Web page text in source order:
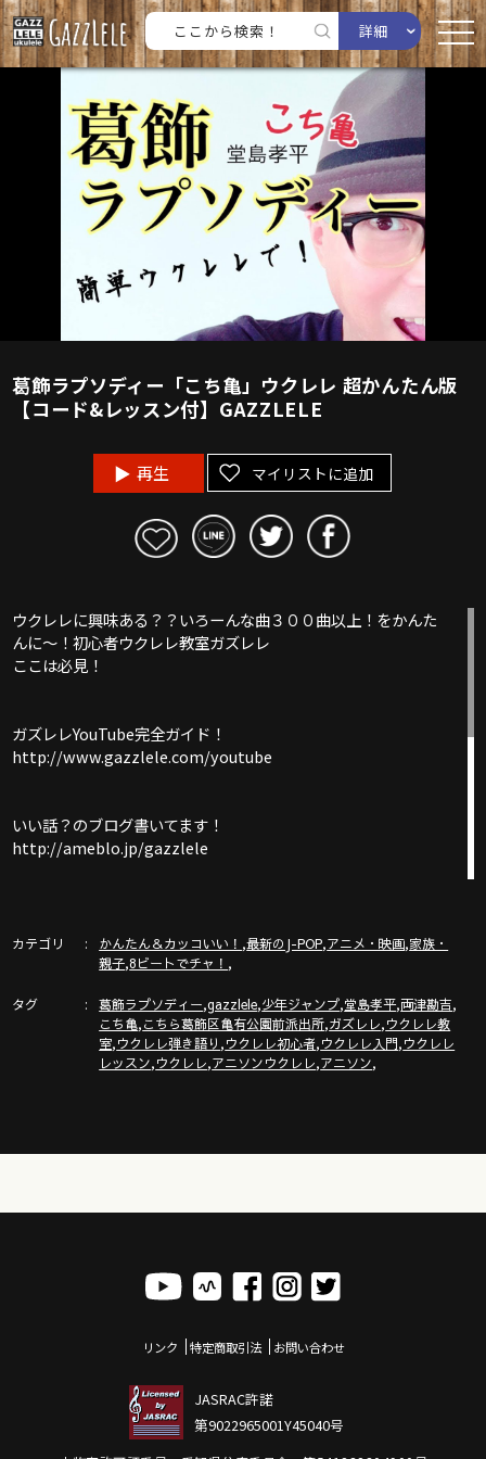
詳細
葛飾ラプソディー「こち亀」ウクレレ 超かんたん版
【コード&レッスン付】GAZZLELE
再生 マイリストに追加
ウクレレに興味ある？？いろーんな曲３００曲以上！をかんた
んに〜！初心者ウクレレ教室ガズレレ
ここは必見！
ガズレレYouTube完全ガイド！
http://www.gazzlele.com/youtube
いい話？のブログ書いてます！
http://ameblo.jp/gazzlele
http://www.gazzlele.com/
「ガズトーク！」新チャンネルURL
https://www.youtube.com/channel/UC8YUGZF76p-
GD_HKq_ZQRHA
カテゴリ かんたん＆カッコいい！ ,最新のJ-POP,アニメ・映画,家族・
親子,8ビートでチャ！ ,
タグ 葛飾ラプソディー,gazzlele,少年ジャンプ,堂島孝平,両津勘吉,
こち亀,こちら葛飾区亀有公園前派出所,ガズレレ,ウクレレ教
室,ウクレレ弾き語り ,ウクレレ初心者,ウクレレ入門,ウクレレ
レッスン,ウクレレ,アニソンウクレレ,アニソン,
リンク 特定商取引法 お問い合わせ
JASRAC許諾
第9022965001Y45040号